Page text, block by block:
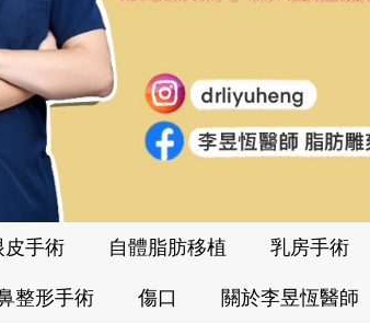
皮手術 自體脂肪移植 乳房手術
整形手術 傷口 關於李昱恆醫師